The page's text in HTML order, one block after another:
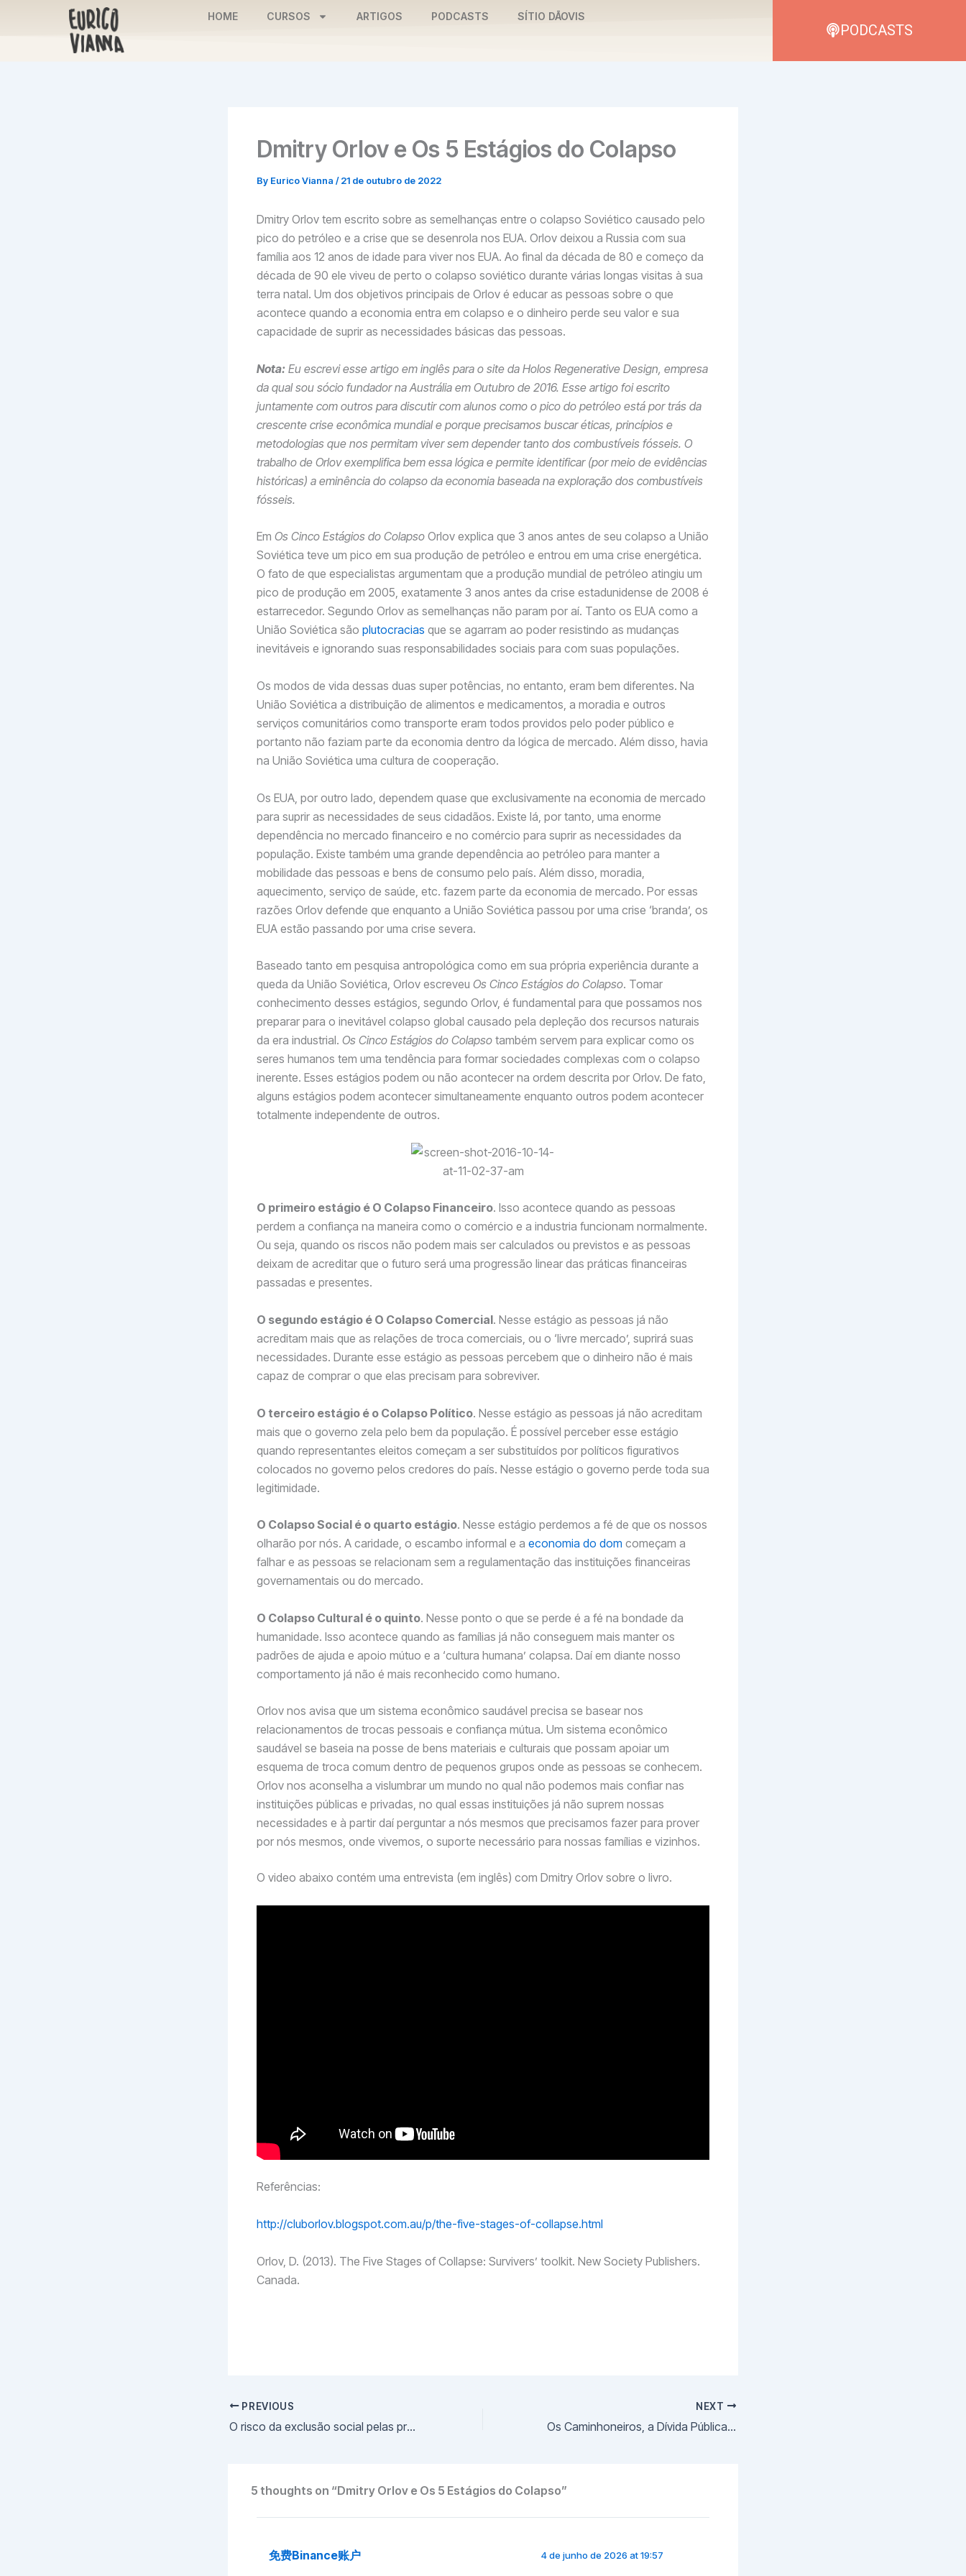
HOME CURSOS ARTIGOS PODCASTS SÍTIO DĀOVIS
PODCASTS
Dmitry Orlov e Os 5 Estágios do Colapso
By Eurico Vianna /21 de outubro de 2022
Dmitry Orlov tem escrito sobre as semelhanças entre o colapso Soviético causado pelo
pico do petróleo e a crise que se desenrola nos EUA. Orlov deixou a Russia com sua
família aos 12 anos de idade para viver nos EUA. Ao final da década de 80 e começo da
década de 90 ele viveu de perto o colapso soviético durante várias longas visitas à sua
terra natal. Um dos objetivos principais de Orlov é educar as pessoas sobre o que
acontece quando a economia entra em colapso e o dinheiro perde seu valor e sua
capacidade de suprir as necessidades básicas das pessoas.
Nota: Eu escrevi esse artigo em inglês para o site da Holos Regenerative Design, empresa
da qual sou sócio fundador na Austrália em Outubro de 2016. Esse artigo foi escrito
juntamente com outros para discutir com alunos como o pico do petróleo está por trás da
crescente crise econômica mundial e porque precisamos buscar éticas, princípios e
metodologias que nos permitam viver sem depender tanto dos combustíveis fósseis. O
trabalho de Orlov exemplifica bem essa lógica e permite identificar (por meio de evidências
históricas) a eminência do colapso da economia baseada na exploração dos combustíveis
fósseis.
Em Os Cinco Estágios do Colapso Orlov explica que 3 anos antes de seu colapso a União
Soviética teve um pico em sua produção de petróleo e entrou em uma crise energética.
O fato de que especialistas argumentam que a produção mundial de petróleo atingiu um
pico de produção em 2005, exatamente 3 anos antes da crise estadunidense de 2008 é
estarrecedor. Segundo Orlov as semelhanças não param por aí. Tanto os EUA como a
União Soviética são plutocracias que se agarram ao poder resistindo as mudanças
inevitáveis e ignorando suas responsabilidades sociais para com suas populações.
Os modos de vida dessas duas super potências, no entanto, eram bem diferentes. Na
União Soviética a distribuição de alimentos e medicamentos, a moradia e outros
serviços comunitários como transporte eram todos providos pelo poder público e
portanto não faziam parte da economia dentro da lógica de mercado. Além disso, havia
na União Soviética uma cultura de cooperação.
Os EUA, por outro lado, dependem quase que exclusivamente na economia de mercado
para suprir as necessidades de seus cidadãos. Existe lá, por tanto, uma enorme
dependência no mercado financeiro e no comércio para suprir as necessidades da
população. Existe também uma grande dependência ao petróleo para manter a
mobilidade das pessoas e bens de consumo pelo país. Além disso, moradia,
aquecimento, serviço de saúde, etc. fazem parte da economia de mercado. Por essas
razões Orlov defende que enquanto a União Soviética passou por uma crise ‘branda’, os
EUA estão passando por uma crise severa.
Baseado tanto em pesquisa antropológica como em sua própria experiência durante a
queda da União Soviética, Orlov escreveu Os Cinco Estágios do Colapso. Tomar
conhecimento desses estágios, segundo Orlov, é fundamental para que possamos nos
preparar para o inevitável colapso global causado pela depleção dos recursos naturais
da era industrial. Os Cinco Estágios do Colapso também servem para explicar como os
seres humanos tem uma tendência para formar sociedades complexas com o colapso
inerente. Esses estágios podem ou não acontecer na ordem descrita por Orlov. De fato,
alguns estágios podem acontecer simultaneamente enquanto outros podem acontecer
totalmente independente de outros.
O primeiro estágio é O Colapso Financeiro. Isso acontece quando as pessoas
perdem a confiança na maneira como o comércio e a industria funcionam normalmente.
Ou seja, quando os riscos não podem mais ser calculados ou previstos e as pessoas
deixam de acreditar que o futuro será uma progressão linear das práticas financeiras
passadas e presentes.
O segundo estágio é O Colapso Comercial. Nesse estágio as pessoas já não
acreditam mais que as relações de troca comerciais, ou o ‘livre mercado’, suprirá suas
necessidades. Durante esse estágio as pessoas percebem que o dinheiro não é mais
capaz de comprar o que elas precisam para sobreviver.
O terceiro estágio é o Colapso Político. Nesse estágio as pessoas já não acreditam
mais que o governo zela pelo bem da população. É possível perceber esse estágio
quando representantes eleitos começam a ser substituídos por políticos figurativos
colocados no governo pelos credores do país. Nesse estágio o governo perde toda sua
legitimidade.
O Colapso Social é o quarto estágio. Nesse estágio perdemos a fé de que os nossos
olharão por nós. A caridade, o escambo informal e a economia do dom começam a
falhar e as pessoas se relacionam sem a regulamentação das instituições financeiras
governamentais ou do mercado.
O Colapso Cultural é o quinto. Nesse ponto o que se perde é a fé na bondade da
humanidade. Isso acontece quando as famílias já não conseguem mais manter os
padrões de ajuda e apoio mútuo e a ‘cultura humana’ colapsa. Daí em diante nosso
comportamento já não é mais reconhecido como humano.
Orlov nos avisa que um sistema econômico saudável precisa se basear nos
relacionamentos de trocas pessoais e confiança mútua. Um sistema econômico
saudável se baseia na posse de bens materiais e culturais que possam apoiar um
esquema de troca comum dentro de pequenos grupos onde as pessoas se conhecem.
Orlov nos aconselha a vislumbrar um mundo no qual não podemos mais confiar nas
instituições públicas e privadas, no qual essas instituições já não suprem nossas
necessidades e à partir daí perguntar a nós mesmos que precisamos fazer para prover
por nós mesmos, onde vivemos, o suporte necessário para nossas famílias e vizinhos.
O video abaixo contém uma entrevista (em inglês) com Dmitry Orlov sobre o livro.
Referências:
http://cluborlov.blogspot.com.au/p/the-five-stages-of-collapse.html
Orlov, D. (2013). The Five Stages of Collapse: Survivers’ toolkit. New Society Publishers.
Canada.
PREVIOUS
O risco da exclusão social pelas práticas regenerativas
NEXT
Os Caminhoneiros, a Dívida Pública e o Aquecimento Global
5 thoughts on “Dmitry Orlov e Os 5 Estágios do Colapso”
免费Binance账户 4 de junho de 2026 at 19:57